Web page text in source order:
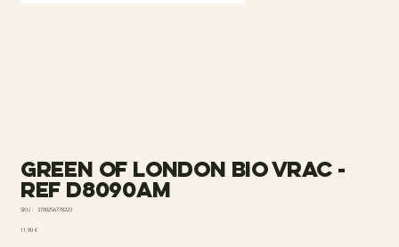
Green of London bio vrac -
ref d8090am
SKU :
SKU
3700256778223
Prix
11,90 €